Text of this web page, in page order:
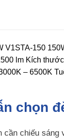
V1STA-150
lm Kích
– 6500K
chọn
cần chiếu sáng